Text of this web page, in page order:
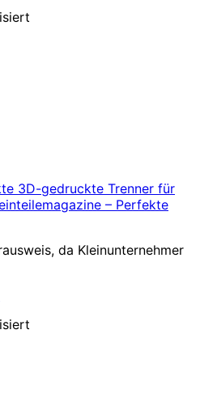
3D-gedruckte Trenner für
– Perfekte
da Kleinunternehmer